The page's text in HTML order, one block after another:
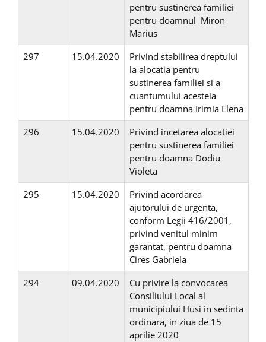
pentru sustinerea familiei
pentru doamnul Miron
Marius
297
15.04.2020
Privind stabilirea dreptului
la alocatia pentru
sustinerea familiei si a
cuantumului acesteia
pentru doamna Irimia Elena
296
15.04.2020
Privind incetarea alocatiei
pentru sustinerea familiei
pentru doamna Dodiu
Violeta
295
15.04.2020
Privind acordarea
ajutorului de urgenta,
conform Legii 416/2001,
privind venitul minim
garantat, pentru doamna
Cires Gabriela
294
09.04.2020
Cu privire la convocarea
Consiliului Local al
municipiului Husi in sedinta
ordinara, in ziua de 15
aprilie 2020